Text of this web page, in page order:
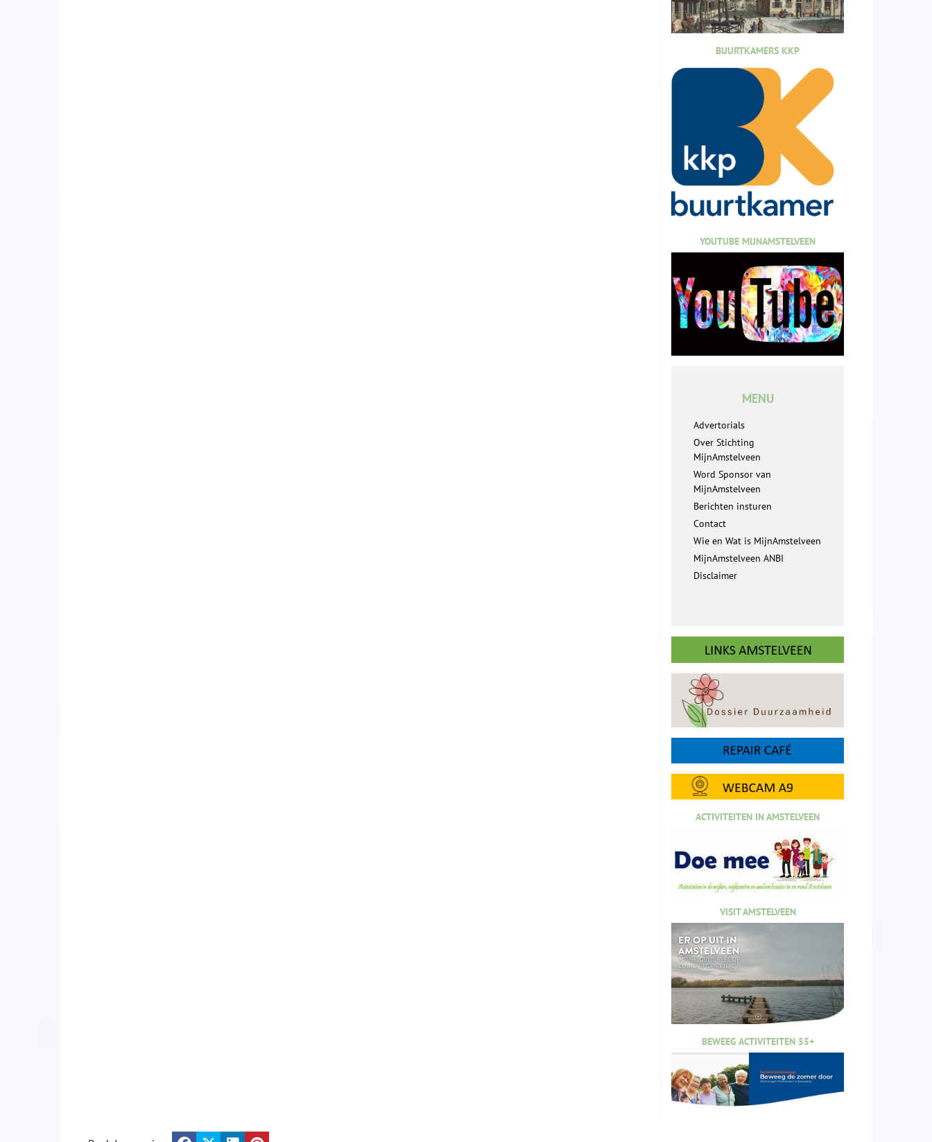
BUURTKAMERS KKP
YOUTUBE MIJNAMSTELVEEN
MENU
Advertorials
Over Stichting
MijnAmstelveen
Word Sponsor van
MijnAmstelveen
Berichten insturen
Contact
Wie en Wat is MijnAmstelveen
MijnAmstelveen ANBI
Disclaimer
ACTIVITEITEN IN AMSTELVEEN
VISIT AMSTELVEEN
BEWEEG ACTIVITEITEN 55+